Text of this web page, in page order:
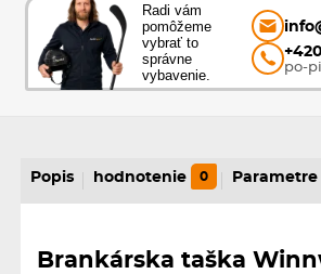
Radi vám
pomôžeme
vybrať to
správne
vybavenie.
po-
Popis hodnotenie 0 Parametre
Brankárska taška